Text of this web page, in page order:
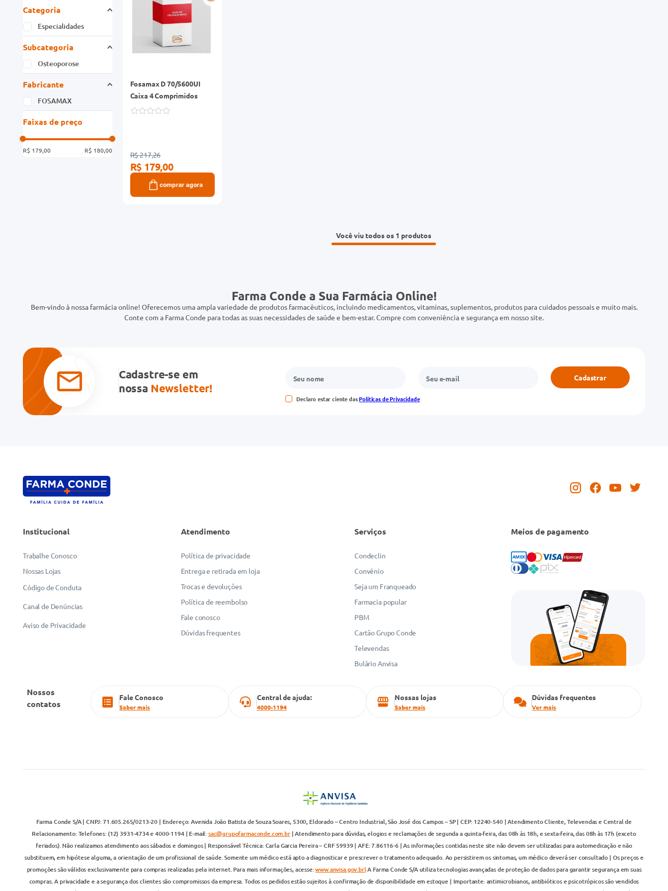
Categoria
Especialidades
Subcategoria
Osteoporose
Fabricante
FOSAMAX
Faixas de preço
R$ 179,00 R$ 180,00
Fosamax D 70/5600UI
Caixa 4 Comprimidos
R$ 217,26
R$ 179,00
comprar agora
Você viu todos os 1
Farma Conde a Sua Farmácia Online!
Bem-vindo à nossa farmácia online! Oferecemos uma ampla variedade de produtos farmacêuticos, incluindo medicamentos, vitaminas, suplementos, produtos para cuidados pessoais e muito mais.
Conte com a Farma Conde para todas as suas necessidades de saúde e bem-estar. Compre com conveniência e segurança em nosso site.
Cadastre-se em
nossa Newsletter!
Declaro estar ciente dasPolíticas de Privacidade
Cadastrar
Institucional
Trabalhe Conosco
Nossas Lojas
Código de Conduta
Canal de Denúncias
Aviso de Privacidade
Atendimento
Política de privacidade
Entrega e retirada em loja
Trocas e devoluções
Política de reembolso
Fale conosco
Dúvidas frequentes
Serviços
Condeclin
Convênio
Seja um Franqueado
Farmacia popular
PBM
Cartão Grupo Conde
Televendas
Bulário Anvisa
Meios de pagamento
Nossos
contatos
Fale Conosco
Saber mais
Central de ajuda:
4000-1194
Nossas lojas
Saber mais
Dúvidas frequentes
Ver mais
Farma Conde S/A | CNPJ: 71.605.265/0213-20 | Endereço: Avenida João Batista de Souza Soares, 5300, Eldorado – Centro Industrial, São José dos Campos – SP | CEP: 12240-540 | Atendimento Cliente, Televendas e Central de
Relacionamento: Telefones: (12) 3931-4734 e 4000-1194 | E-mail:sac@grupofarmaconde.com.br| Atendimento para dúvidas, elogios e reclamações de segunda a quinta-feira, das 08h às 18h, e sexta-feira, das 08h às 17h (exceto
feriados). Não realizamos atendimento aos sábados e domingos | Responsável Técnica: Carla Garcia Pereira – CRF 59939 | AFE: 7.86116-6 | As informações contidas neste site não devem ser utilizadas para automedicação e não
substituem, em hipótese alguma, a orientação de um profissional de saúde. Somente um médico está apto a diagnosticar e prescrever o tratamento adequado. Ao persistirem os sintomas, um médico deverá ser consultado | Os preços e
promoções são válidos exclusivamente para compras realizadas pela internet. Para mais informações, acesse:www.anvisa.gov.br|A Farma Conde S/A utiliza tecnologias avançadas de proteção de dados para garantir segurança em suas
compras. A privacidade e a segurança dos clientes são compromissos da empresa. Todos os pedidos estão sujeitos à confirmação de disponibilidade em estoque | Importante: antimicrobianos, antibióticos e psicotrópicos são vendidos